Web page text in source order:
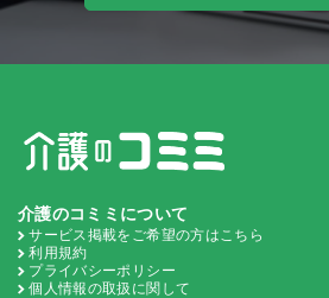
介護のコミミについて
サービス掲載をご希望の方はこちら
利用規約
プライバシーポリシー
個人情報の取扱に関して